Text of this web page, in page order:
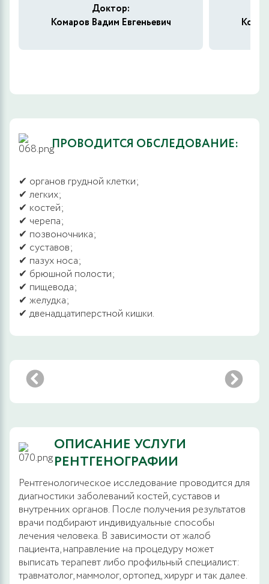
Доктор:
Комаров Вадим Евгеньевич
ПРОВОДИТСЯ ОБСЛЕДОВАНИЕ:
✔ органов грудной клетки;
✔ легких;
✔ костей;
✔ черепа;
✔ позвоночника;
✔ суставов;
✔ пазух носа;
✔ брюшной полости;
✔ пищевода;
✔ желудка;
✔ двенадцатиперстной кишки.
ОПИСАНИЕ УСЛУГИ
РЕНТГЕНОГРАФИИ
Рентгенологическое исследование проводится для
диагностики заболеваний костей, суставов и
внутренних органов. После получения результатов
врачи подбирают индивидуальные способы
лечения человека. В зависимости от жалоб
пациента, направление на процедуру может
выписать терапевт либо профильный специалист:
травматолог, маммолог, ортопед, хирург и так далее.